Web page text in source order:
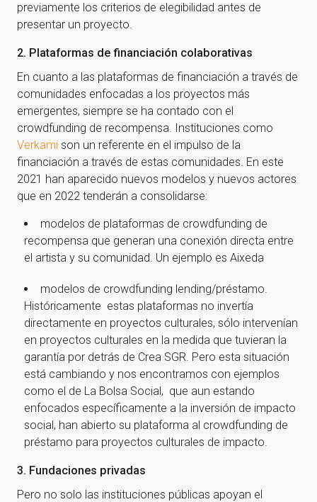
previamente los criterios de elegibilidad antes de
presentar un proyecto.
2. Plataformas de financiación colaborativas
En cuanto a las plataformas de financiación a través de
comunidades enfocadas a los proyectos más
emergentes, siempre se ha contado con el
crowdfunding de recompensa. Instituciones como
Verkamison un referente en el impulso de la
financiación a través de estas comunidades. En este
2021 han aparecido nuevos modelos y nuevos actores
que en 2022 tenderán a consolidarse:
modelos de plataformas de crowdfunding de
recompensa que generan una conexión directa entre
el artista y su comunidad. Un ejemplo es Aixeda
modelos de crowdfunding lending/préstamo.
Históricamente estas plataformas no invertía
directamente en proyectos culturales, sólo intervenían
en proyectos culturales en la medida que tuvieran la
garantía por detrás de Crea SGR. Pero esta situación
está cambiando y nos encontramos con ejemplos
como el de La Bolsa Social, que aun estando
enfocados específicamente a la inversión de impacto
social, han abierto su plataforma al crowdfunding de
préstamo para proyectos culturales de impacto.
3. Fundaciones privadas
Pero no solo las instituciones públicas apoyan el